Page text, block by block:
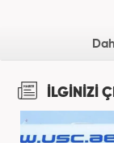
İLGİNİZİ